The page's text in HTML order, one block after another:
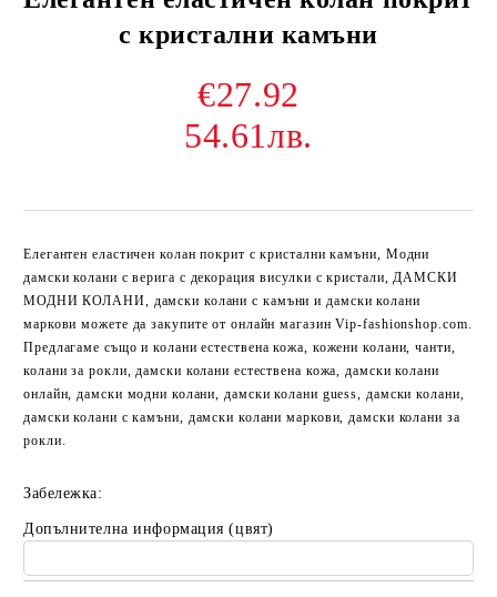
с кристални камъни
€27.92
54.61лв.
Елегантен еластичен колан покрит с кристални камъни, Модни
дамски колани с верига с декорация висулки с кристали, ДАМСКИ
МОДНИ КОЛАНИ, дамски колани с камъни и дамски колани
маркови можете да закупите от онлайн магазин Vip-fashionshop.com.
Предлагаме също и колани естествена кожа, кожени колани, чанти,
колани за рокли, дамски колани естествена кожа, дамски колани
онлайн, дамски модни колани, дамски колани guess, дамски колани,
дамски колани с камъни, дамски колани маркови, дамски колани за
рокли.
Забележка:
Допълнителна информация (цвят)